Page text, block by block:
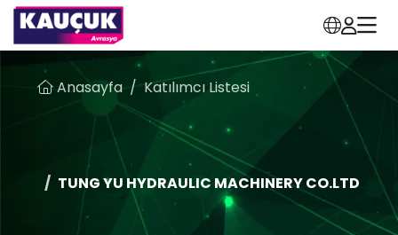
Anasayfa Katılımcı Listesi
TUNG YU HYDRAULIC MACHINERY CO.LTD